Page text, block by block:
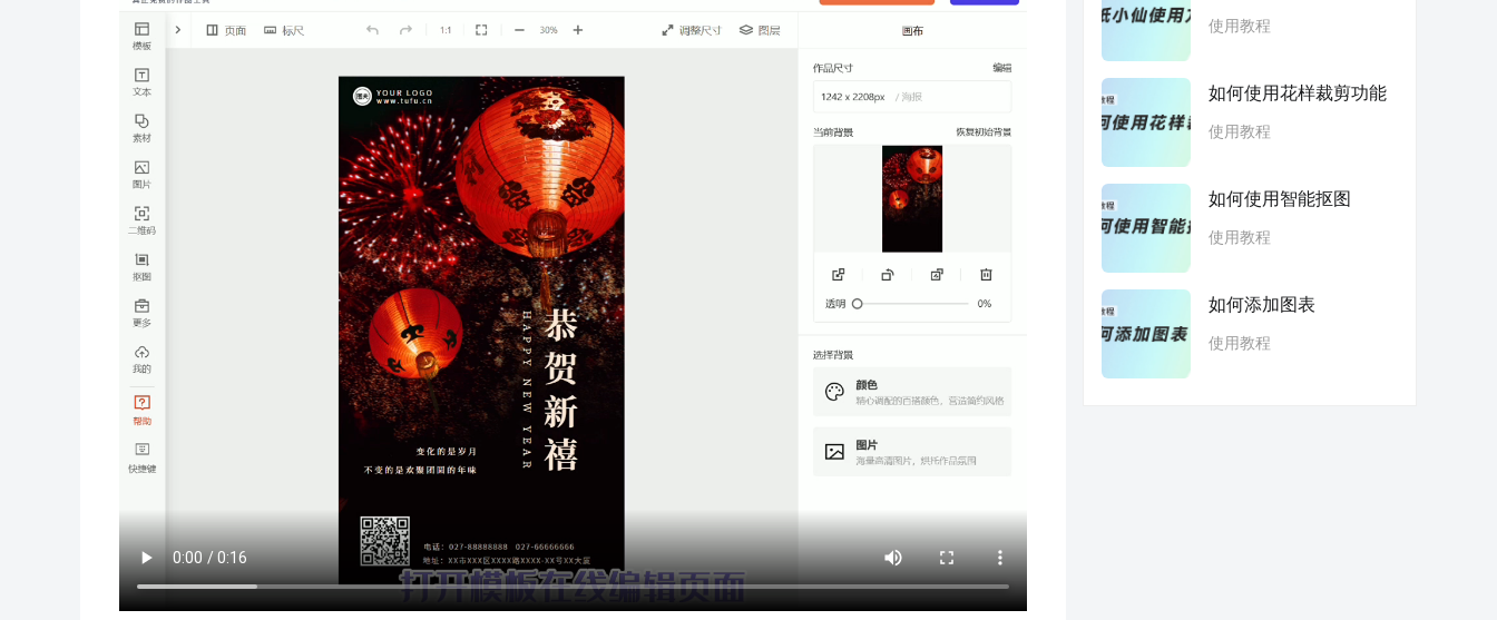
使用教程
如何使用花样裁剪功能
使用教程
如何使用智能抠图
使用教程
如何添加图表
使用教程